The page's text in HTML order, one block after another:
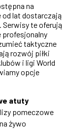
na
lat dostarczają
te oferują
profesjonalny
taktyczne
rozwój piłki
i ligi World
opcje
atuty
pomeczowe
żywo